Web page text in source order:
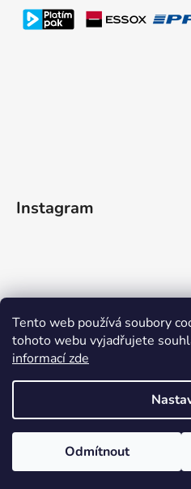
Tento web používá soubory
tohoto webu vyjadřujete
informací zde
Odmítnout
Instagram
Sledovat na
Copyright 2026WOODEN
vyhrazena.Upravit